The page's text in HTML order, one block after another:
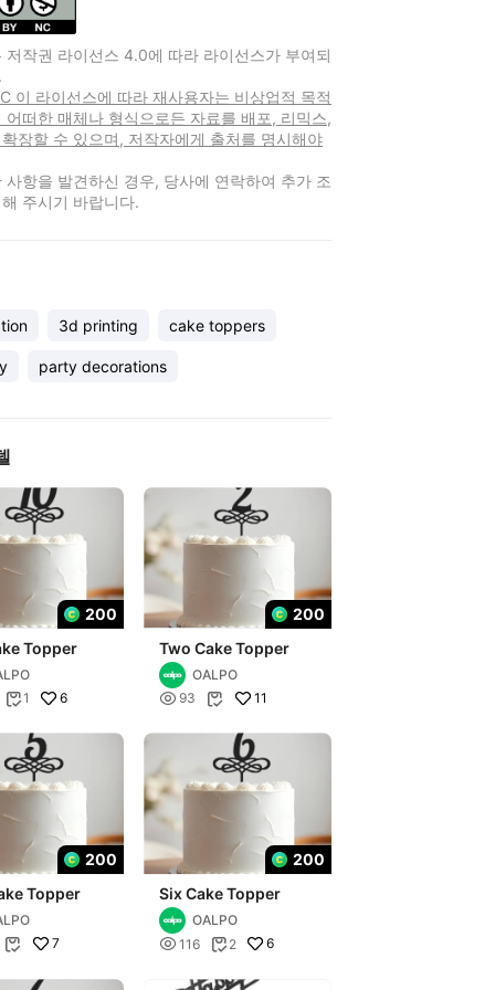
저작권 라이선스 4.0에 따라 라이선스가 부여되
이 라이선스에 따라 재사용자는 비상업적 목적
어떠한 매체나 형식으로든 자료를 배포, 리믹스,
장할 수 있으며, 저작자에게 출처를 명시해야
사항을 발견하신 경우, 당사에 연락하여 추가 조
주시기 바랍니다.
3d printing cake toppers
party decorations
200
Topper
1 6
200
Two Cake Topper
OALPO
 93  11
200
Topper
 7
200
Six Cake Topper
OALPO
 116  2 6